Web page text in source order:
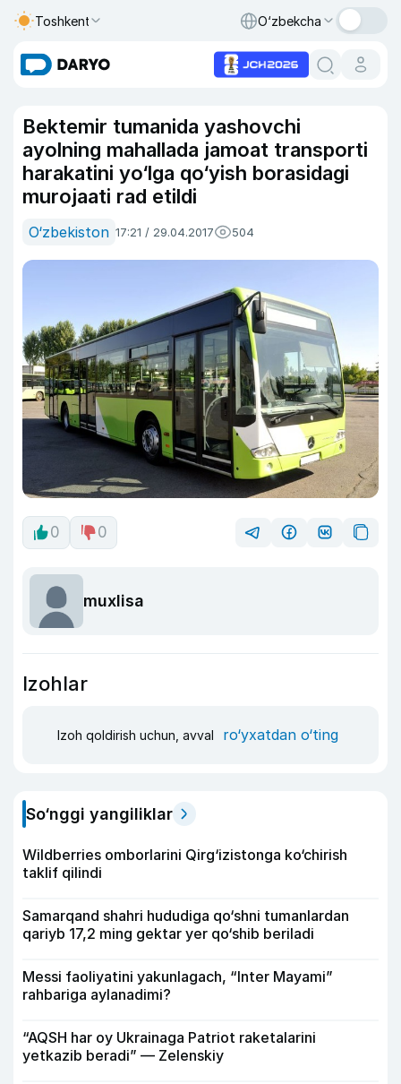
Toshkent O‘zbekcha
Bektemir tumanida yashovchi
ayolning mahallada jamoat transporti
harakatini yo‘lga qo‘yish borasidagi
murojaati rad etildi
O‘zbekiston 17:21 / 29.04.2017 504
0 0
muxlisa
Izohlar
Izoh qoldirish uchun, avval ro‘yxatdan o‘ting
So‘nggi yangiliklar
Wildberries omborlarini Qirg‘izistonga ko‘chirish
taklif qilindi
Samarqand shahri hududiga qo‘shni tumanlardan
qariyb 17,2 ming gektar yer qo‘shib beriladi
Messi faoliyatini yakunlagach, “Inter Mayami”
rahbariga aylanadimi?
“AQSH har oy Ukrainaga Patriot raketalarini
yetkazib beradi” — Zelenskiy